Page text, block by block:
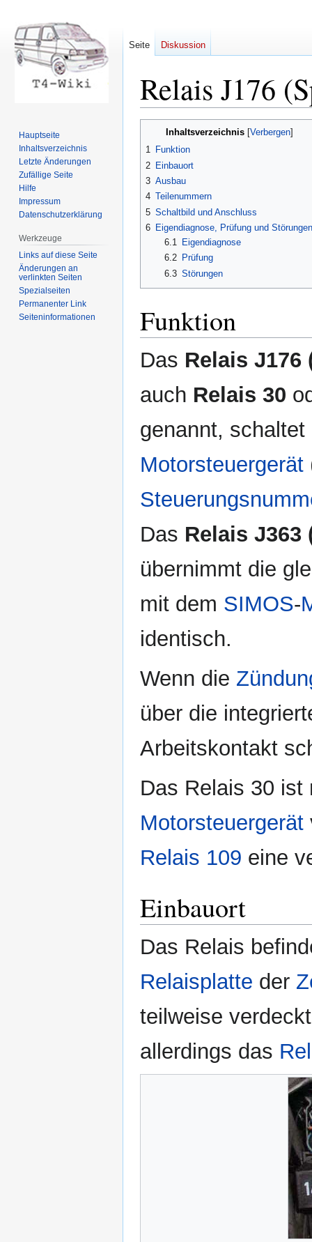
Relais J176
Inhaltsverzeichnis
1 Funktion
2 Einbauort
3 Ausbau
4 Teilenummern
5 Schaltbild und Anschluss
6 Eigendiagnose, Prüfung und Störungen
6.1
Eigendiagnose
6.2
Prüfung
6.3 Störungen
Funktion
Das Relais
auch Relais 30
genannt,
Motorsteuergerät
Das Relais
übernimmt die
mit dem SIMOS-
identisch.
Wenn die
über die
Arbeitskontakt
Das Relais 30 ist
Motorsteuergerät
Relais 109 eine
Einbauort
Das Relais
Relaisplatte der
teilweise
allerdings das
Seite Diskussion
Hauptseite
Inhaltsverzeichnis
Letzte Änderungen
Zufällige Seite
Hilfe
Impressum
Datenschutzerklärung
Werkzeuge
Links auf diese Seite
Änderungen an
verlinkten Seiten
Spezialseiten
Permanenter Link
Seiten­informationen